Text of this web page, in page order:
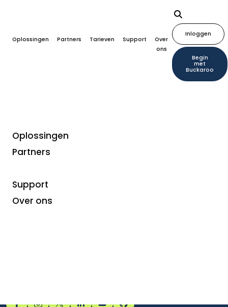
Oplossingen Partners Tarieven Support
Over
ons
Inloggen
Begin
met
Buckaroo
Oplossingen
Partners
Support
Over ons